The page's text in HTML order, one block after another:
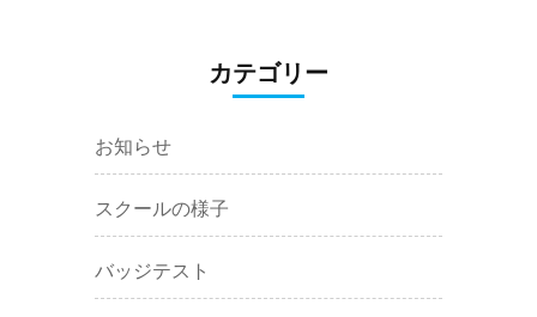
カテゴリー
お知らせ
スクールの様子
バッジテスト